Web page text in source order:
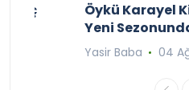
Maç
Öykü Karayel
Yeni
Yasir Baba 04